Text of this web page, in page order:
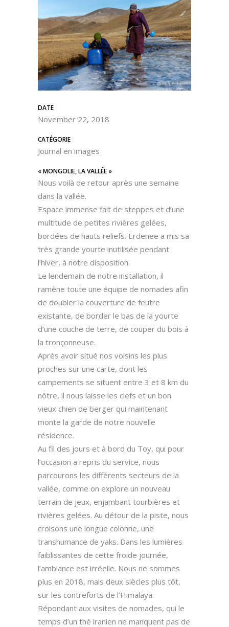
DATE
November 22, 2018
CATÉGORIE
Journal en images
« MONGOLIE, LA VALLÉE »
Nous voilà de retour après une semaine
dans la vallée.
Espace immense fait de steppes et d’une
multitude de petites rivières gelées,
bordées de hauts reliefs. Erdenee a mis sa
très grande yourte inutilisée pendant
l’hiver, à notre disposition.
Le lendemain de notre installation, il
ramène toute une équipe de nomades afin
de doubler la couverture de feutre
existante, de border le bas de la yourte
d’une couche de terre, de couper du bois à
la tronçonneuse.
Après avoir situé nos voisins les plus
proches sur une carte, dont les
campements se situent entre 3 et 8 km du
nôtre, il nous laisse les clefs et un bon
vieux chien de berger qui maintenant
monte la garde de notre nouvelle
résidence.
Au fil des jours et à bord du Toy, qui pour
l’occasion a repris du service, nous
parcourons les différents secteurs de la
vallée, comme on explore un nouveau
terrain de jeux, enjambant tourbières et
rivières gelées. Au détour de la piste, nous
croisons une longue colonne, une
transhumance de yaks. Dans les lumières
faiblissantes de cette froide journée,
l’ambiance est irréelle. Nous ne sommes
plus en 2018, mais deux siècles plus tôt,
sur les contreforts de l’Himalaya.
Répondant aux visites de nomades, qui le
temps d’un thé iranien ne manquent pas de